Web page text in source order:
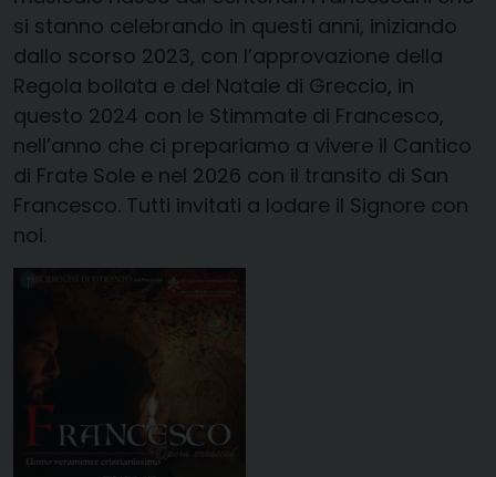
si stanno celebrando in questi anni, iniziando
dallo scorso 2023, con l’approvazione della
Regola bollata e del Natale di Greccio, in
questo 2024 con le Stimmate di Francesco,
nell’anno che ci prepariamo a vivere il Cantico
di Frate Sole e nel 2026 con il transito di San
Francesco. Tutti invitati a lodare il Signore con
noi.